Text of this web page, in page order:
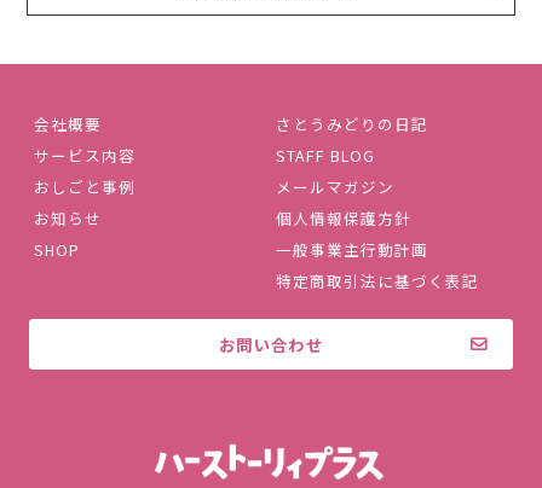
会社概要
サービス内容
おしごと事例
お知らせ
SHOP
さとうみどりの日記
STAFF BLOG
メールマガジン
個人情報保護方針
一般事業主行動計画
特定商取引法に基づく表記
お問い合わせ